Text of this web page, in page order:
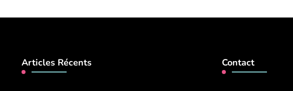
Articles Récents Contact